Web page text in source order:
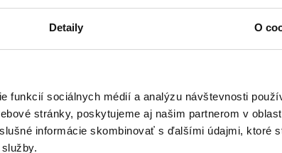
Detaily O
funkcií sociálnych médií a analýzu návštevnosti
stránky, poskytujeme aj našim partnerom v
informácie skombinovať s ďalšími údajmi, ktoré
zapínaním na suchý zips
časti
Biela
Unisex bandáž na